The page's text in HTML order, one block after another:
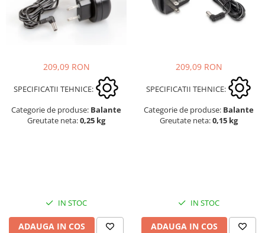
209,09 RON
SPECIFICATII TEHNICE:
Categorie de produse: Balante
Greutate neta:0,25 kg
IN STOC
ADAUGA IN COS
209,09 RON
SPECIFICATII TEHNICE:
Categorie de produse: Balante
Greutate neta:0,15 kg
IN STOC
ADAUGA IN COS